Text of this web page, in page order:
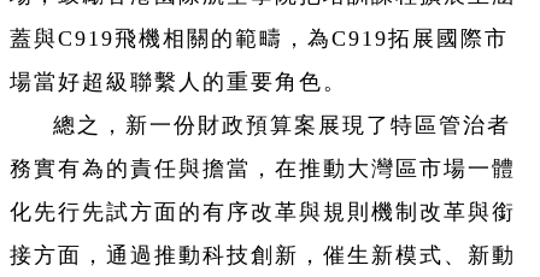
蓋與C919飛機相關的範疇，為C919拓展國際市
場當好超級聯繫人的重要角色。
總之，新一份財政預算案展現了特區管治者
務實有為的責任與擔當，在推動大灣區市場一體
化先行先試方面的有序改革與規則機制改革與銜
接方面，通過推動科技創新，催生新模式、新動